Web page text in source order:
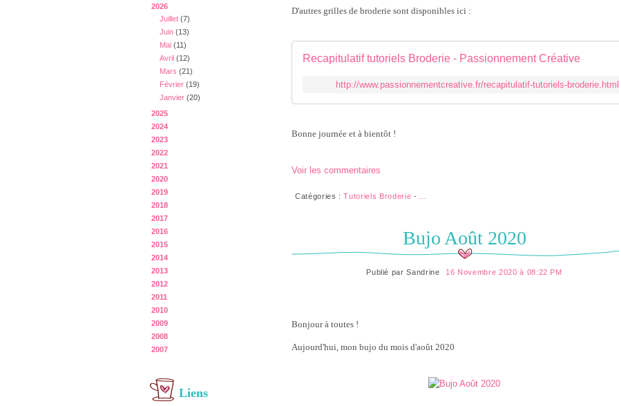
2026
Juillet (7)
Juin (13)
Mai (11)
Avril (12)
Mars (21)
Février (19)
Janvier (20)
2025
2024
2023
2022
2021
2020
2019
2018
2017
2016
2015
2014
2013
2012
2011
2010
2009
2008
2007
Liens
D'autres grilles de broderie sont disponibles ici :
Recapitulatif tutoriels Broderie - Passionnement Créative
http://www.passionnementcreative.fr/recapitulatif-tutoriels-broderie.html
Bonne journée et à bientôt !
Voir les commentaires
Catégories :Tutoriels Broderie -
Bujo Août 2020
Publié parSandrine 16 Novembre 2020 à 08:22 PM
Bonjour à toutes !
Aujourd'hui, mon bujo du mois d'août 2020